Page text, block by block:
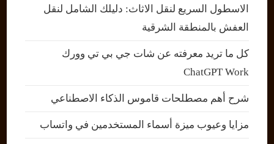
الاسطول السريع لنقل الاثاث: دليلك الشامل لنقل
العفش بالمنطقة الشرقية
كل ما تريد معرفته عن شات جي بي تي وورك
ChatGPT Work
شرح أهم مصطلحات قاموس الذكاء الاصطناعي
مزايا وعيوب ميزة أسماء المستخدمين في واتساب